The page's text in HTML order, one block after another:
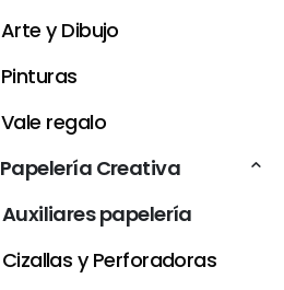
Arte y Dibujo
Pinturas
Vale regalo
Papelería Creativa
Auxiliares papelería
Cizallas y Perforadoras